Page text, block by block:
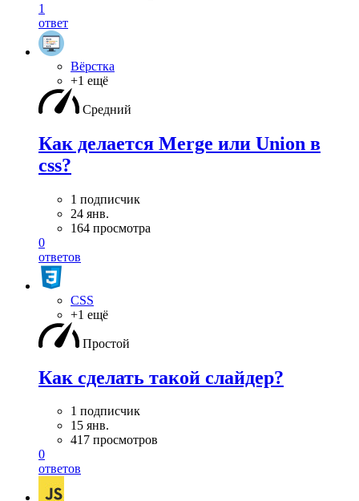
1
ответ
Вёрстка
+1 ещё
Средний
Как делается Merge или Union в
css?
1 подписчик
24 янв.
164 просмотра
0
ответов
CSS
+1 ещё
Простой
Как сделать такой слайдер?
1 подписчик
15 янв.
417 просмотров
0
ответов